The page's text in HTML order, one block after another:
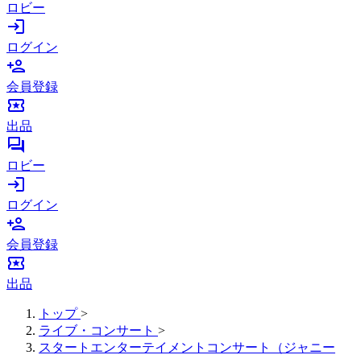
ロビー
login
ログイン
person_add
会員登録
local_activity
出品
forum
ロビー
login
ログイン
person_add
会員登録
local_activity
出品
トップ >
ライブ・コンサート >
スタートエンターテイメントコンサート（ジャニー